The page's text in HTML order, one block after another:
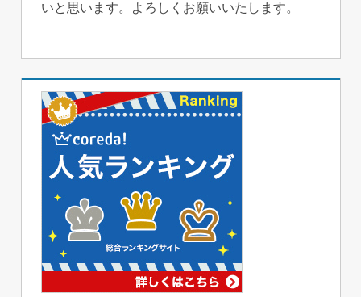
いと思います。よろしくお願いいたします。